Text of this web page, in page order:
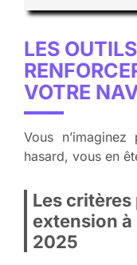
LES
VOTRE
Vous
hasard, vous en
Les
extension à
2025